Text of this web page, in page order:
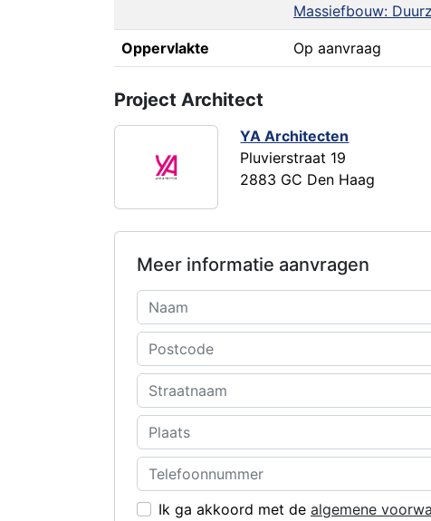
Massiefbouw:
Oppervlakte Op aanvraag
Project Architect
YA Architecten
Pluvierstraat 19
2883 GC Den Haag
Meer informatie aanvragen
Ik ga akkoord met de algemene